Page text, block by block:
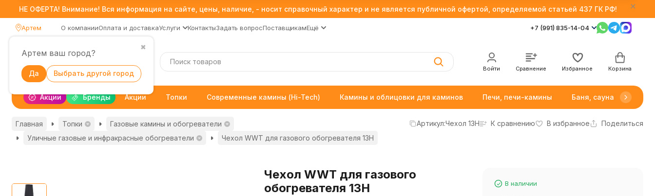
НЕ ОФЕРТА! Внимание! Вся информация на сайте, цены, наличие, - носит справочный характер и не является публичной офертой, определяемой статьей 437 ГК РФ!
Артем
✖
Артем ваш город?
Да Выбрать другой город
О компанииОплата и доставкаУслуги КонтактыЗадать вопросПоставщикамЕщё +7 (991) 835-14-04
Войти Сравнение Избранное Корзина
Акции Бренды Акции Топки Современные камины (Hi-Tech) Камины и облицовки для каминов Печи, печи-камины Баня, сауна
Главная Топки
Газовые камины и обогреватели
Уличные газовые и инфракрасные обогреватели
Чехол WWT для газового обогревателя 13H
Артикул:Чехол 13H К сравнению В избранное Поделиться
Чехол WWT для газового
обогревателя 13H
В наличии